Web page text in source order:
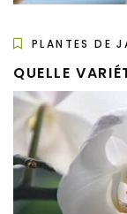
PLANTES DE
QUELLE